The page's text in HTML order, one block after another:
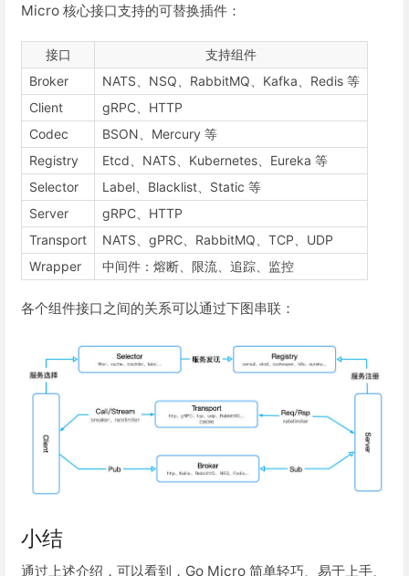
Micro 核心接口支持的可替换插件：
接口
支持组件
Broker
NATS、NSQ、RabbitMQ、Kafka、Redis 等
Client
gRPC、HTTP
Codec
BSON、Mercury 等
Registry
Etcd、NATS、Kubernetes、Eureka 等
Selector
Label、Blacklist、Static 等
Server
gRPC、HTTP
Transport
NATS、gPRC、RabbitMQ、TCP、UDP
Wrapper
中间件：熔断、限流、追踪、监控
各个组件接口之间的关系可以通过下图串联：
小结
通过上述介绍，可以看到，Go Micro 简单轻巧、易于上手、